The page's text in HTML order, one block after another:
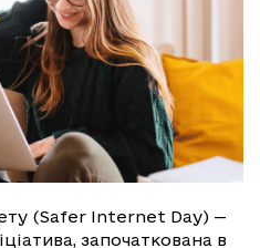
(Safer Internet Day) —
започаткована в